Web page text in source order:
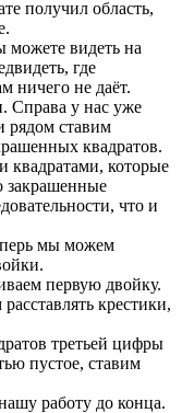
получил область,
можете видеть на
где
ничего не даёт.
Справа у нас уже
рядом ставим
квадратов.
квадратами, которые
закрашенные
что и
мы можем
первую двойку.
крестики,
третьей цифры
пустое, ставим
работу до конца.